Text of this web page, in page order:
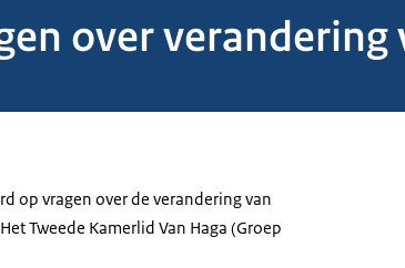
over verandering
op vragen over de verandering van
Tweede Kamerlid Van Haga (Groep